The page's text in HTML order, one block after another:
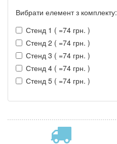
Вибрати елемент з комплекту:
Стенд 1 ( =74 грн. )
Стенд 2 ( =74 грн. )
Стенд 3 ( =74 грн. )
Стенд 4 ( =74 грн. )
Стенд 5 ( =74 грн. )